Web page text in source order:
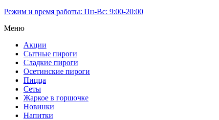
Режим и время работы: Пн-Вс: 9:00-20:00
Меню
Акции
Сытные пироги
Сладкие пироги
Осетинские пироги
Пицца
Сеты
Жаркое в горшочке
Новинки
Напитки